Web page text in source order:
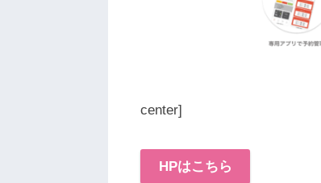
center]
HPはこちら